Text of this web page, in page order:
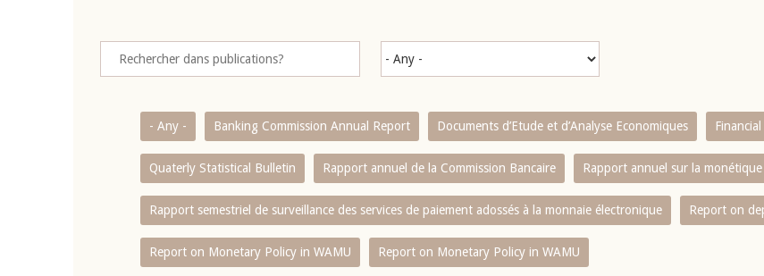
- Any - Banking Commission Annual Report Documents d’Etude et d’Analyse Economiques
Quaterly Statistical Bulletin Rapport annuel de la Commission Bancaire Rapport annuel sur la
Rapport semestriel de surveillance des services de paiement adossés à la monnaie électronique Report on
Report on Monetary Policy in WAMU Report on Monetary Policy in WAMU